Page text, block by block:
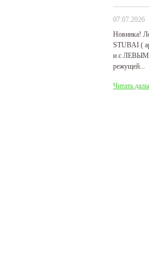
07.07.2026
Новинка!
STUBAI (
и с ЛЕВЫМ
режущей...
Читать